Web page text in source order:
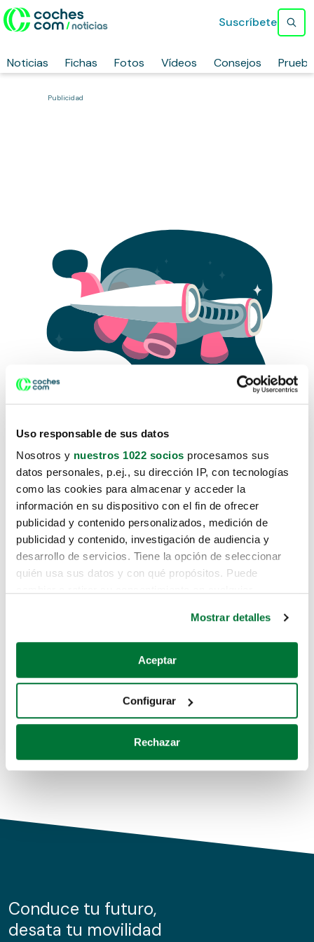
Uso responsable de sus datos
Nosotros y nuestros 1022 socios procesamos sus
datos personales, p.ej., su dirección IP, con tecnologías
como las cookies para almacenar y acceder la
información en su dispositivo con el fin de ofrecer
publicidad y contenido personalizados, medición de
publicidad y contenido, investigación de audiencia y
desarrollo de servicios. Tiene la opción de seleccionar
quién usa sus datos y con qué propósitos. Puede
Si lo permite, también quisiéramos:
Recopilar información sobre su ubicación geográfica
Identificar su dispositivo analizándolo activamente
para buscar características específicas (huellas
Obtenga más información sobre cómo se procesan sus
de cookies.
información sobre el uso que haga del sitio web con
nuestros partners de redes sociales, publicidad y análisis
Mostrar detalles
Aceptar
Configurar
Rechazar
Noticias Fichas Fotos Vídeos Consejos
Suscríbete
Publicidad
Lo sentimos, no sabemos como
te hemos traido hasta aquí.
Pero puedes encontrar el coche que estás
buscando en alguno de estos enlaces:
Coches de segunda mano
Coches de km0
Conduce tu futuro,
desata tu movilidad